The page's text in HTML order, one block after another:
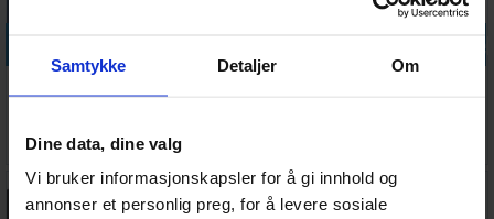
Samtykke Detaljer Om
Dine data, dine valg
Vi bruker informasjonskapsler for å gi innhold og
annonser et personlig preg, for å levere sosiale
45,- Antall på
lager:3 45,- Antall på
lager:
Legg i